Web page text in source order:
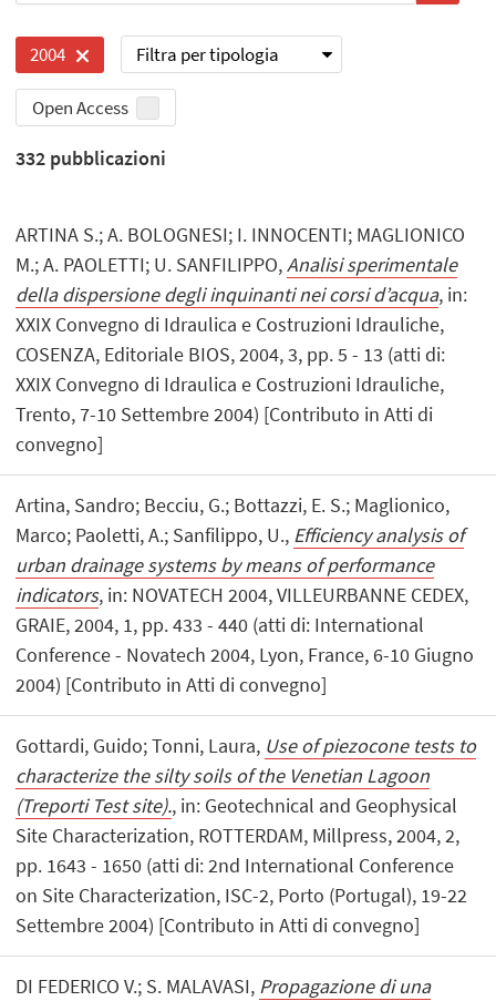
2004 Filtra per tipologia
Open Access
332 pubblicazioni
ARTINA S.; A. BOLOGNESI; I. INNOCENTI; MAGLIONICO
M.; A. PAOLETTI; U. SANFILIPPO,Analisi sperimentale
della dispersione degli inquinanti nei corsi d’acqua, in:
XXIX Convegno di Idraulica e Costruzioni Idrauliche,
COSENZA, Editoriale BIOS, 2004, 3, pp. 5 - 13 (atti di:
XXIX Convegno di Idraulica e Costruzioni Idrauliche,
Trento, 7-10 Settembre 2004) [Contributo in Atti di
convegno]
Artina, Sandro; Becciu, G.; Bottazzi, E. S.; Maglionico,
Marco; Paoletti, A.; Sanfilippo, U., Efficiency analysis of
urban drainage systems by means of performance
indicators, in: NOVATECH 2004, VILLEURBANNE CEDEX,
GRAIE, 2004, 1, pp. 433 - 440 (atti di: International
Conference - Novatech 2004, Lyon, France, 6-10 Giugno
2004) [Contributo in Atti di convegno]
Gottardi, Guido; Tonni, Laura, Use of piezocone tests to
characterize the silty soils of the Venetian Lagoon
(Treporti Test site)., in: Geotechnical and Geophysical
Site Characterization, ROTTERDAM, Millpress, 2004, 2,
pp. 1643 - 1650 (atti di: 2nd International Conference
on Site Characterization, ISC-2, Porto (Portugal), 19-22
Settembre 2004) [Contributo in Atti di convegno]
DI FEDERICO V.; S. MALAVASI, Propagazione di una